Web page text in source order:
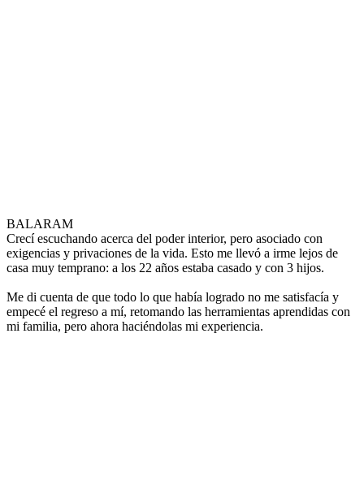
BALARAM
Crecí escuchando acerca del poder interior, pero asociado con
exigencias y privaciones de la vida. Esto me llevó a irme lejos de
casa muy temprano: a los 22 años estaba casado y con 3 hijos.
Me di cuenta de que todo lo que había logrado no me satisfacía y
empecé el regreso a mí, retomando las herramientas aprendidas con
mi familia, pero ahora haciéndolas mi experiencia.